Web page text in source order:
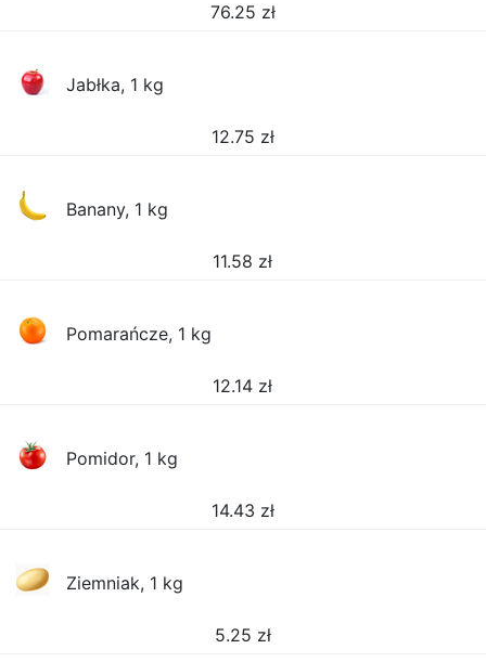
76.25 zł
Jabłka, 1 kg
12.75 zł
Banany, 1 kg
11.58 zł
Pomarańcze, 1 kg
12.14 zł
Pomidor, 1 kg
14.43 zł
Ziemniak, 1 kg
5.25 zł